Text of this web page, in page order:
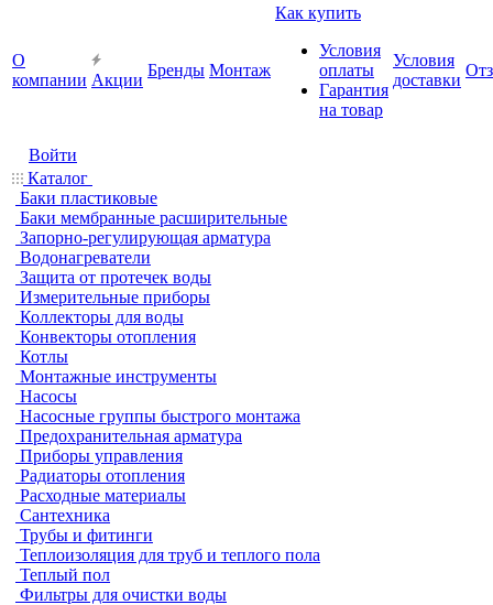
О
компании Акции
Бренды Монтаж
Как купить
Условия
оплаты
Гарантия
на товар
Условия
доставки
Войти
Каталог
Баки пластиковые
Баки мембранные расширительные
Запорно-регулирующая арматура
Водонагреватели
Защита от протечек воды
Измерительные приборы
Коллекторы для воды
Конвекторы отопления
Котлы
Монтажные инструменты
Насосы
Насосные группы быстрого монтажа
Предохранительная арматура
Приборы управления
Радиаторы отопления
Расходные материалы
Сантехника
Трубы и фитинги
Теплоизоляция для труб и теплого пола
Теплый пол
Фильтры для очистки воды